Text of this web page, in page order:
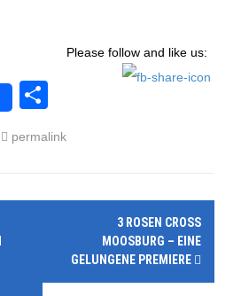
Please follow and like us:
eil
e
permalink
3 ROSEN CROSS
MOOSBURG – EINE
GELUNGENE PREMIERE